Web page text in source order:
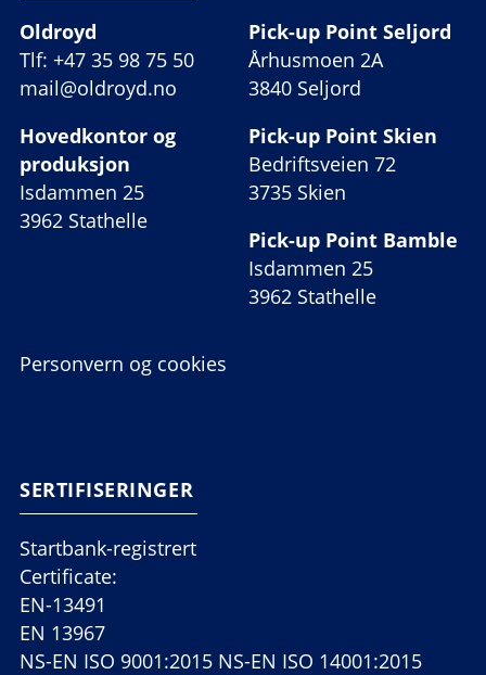
Oldroyd
Tlf: +47 35 98 75 50
mail@oldroyd.no
Hovedkontor og
produksjon
Isdammen 25
3962 Stathelle
Pick-up Point Seljord
Århusmoen 2A
3840 Seljord
Pick-up Point Skien
Bedriftsveien 72
3735 Skien
Pick-up Point Bamble
Isdammen 25
3962 Stathelle
Personvern og cookies
SERTIFISERINGER
Startbank-registrert
Certificate:
EN-13491
EN 13967
NS-EN ISO 9001:2015 NS-EN ISO 14001:2015